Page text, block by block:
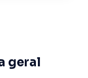
geral